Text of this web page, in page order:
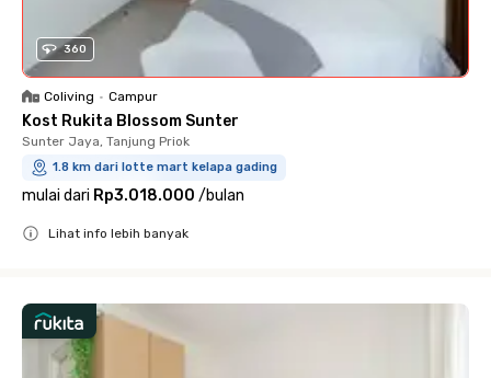
360
Coliving • Campur
Kost Rukita Blossom Sunter
Sunter Jaya, Tanjung Priok
1.8 km dari lotte mart kelapa gading
mulai dari Rp3.018.000 /bulan
Lihat info lebih banyak